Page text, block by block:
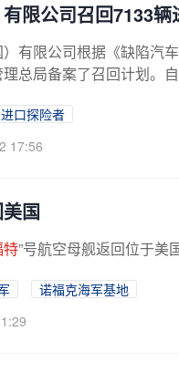
限公司召回7133
有限公司根据《缺陷汽
总局备案了召回计划。
进口探险者
17:56
国
特”号航空母舰返回位于美
诺福克海军基地